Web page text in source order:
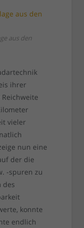
aus den
ihrer
vieler
nun eine
der die
-spuren zu
des
konnte
endlich